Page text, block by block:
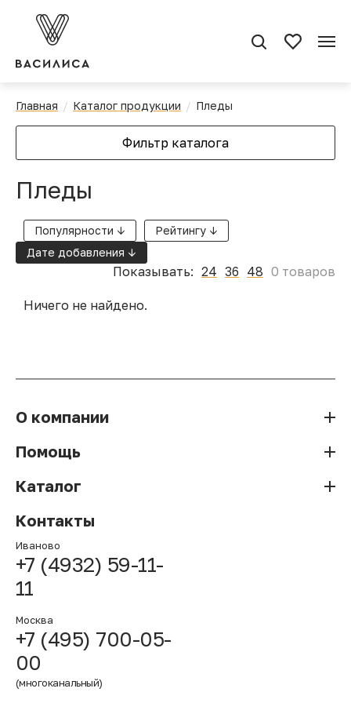
Главная Каталог продукции Пледы
Фильтр каталога
Пледы
Популярности ↓
Рейтингу ↓
Дате добавления ↓
Показывать: 24 36 48 0 товаров
Ничего не найдено.
О компании
Помощь
Каталог
Контакты
Иваново
+7 (4932) 59-11-
11
Москва
+7 (495) 700-05-
00
(многоканальный)